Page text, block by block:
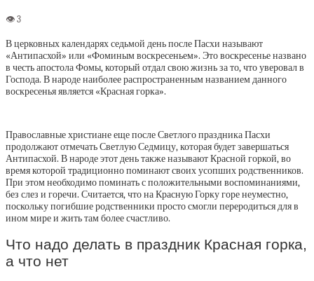
В церковных календарях седьмой день после Пасхи называют
«Антипасхой» или «Фоминым воскресеньем». Это воскресенье названо
в честь апостола Фомы, который отдал свою жизнь за то, что уверовал в
Господа. В народе наиболее распространенным названием данного
воскресенья является «Красная горка».
Православные христиане еще после Светлого праздника Пасхи
продолжают отмечать Светлую Седмицу, которая будет завершаться
Антипасхой. В народе этот день также называют Красной горкой, во
время которой традиционно поминают своих усопших родственников.
При этом необходимо поминать с положительными воспоминаниями,
без слез и горечи. Считается, что на Красную Горку горе неуместно,
поскольку погибшие родственники просто смогли переродиться для в
ином мире и жить там более счастливо.
Что надо делать в праздник Красная горка,
а что нет